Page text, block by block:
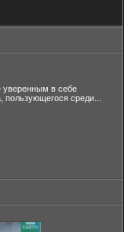
уверенным в себе
пользующегося среди...